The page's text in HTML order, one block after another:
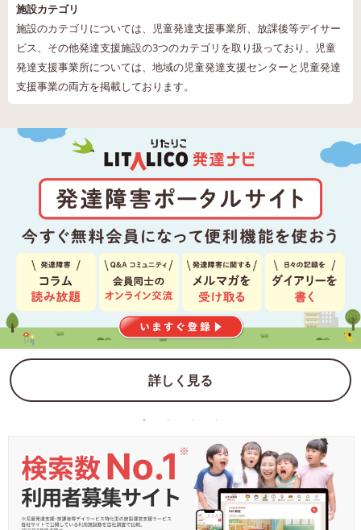
施設カテゴリ
施設のカテゴリについては、児童発達支援事業所、放課後等デイサー
ビス、その他発達支援施設の3つのカテゴリを取り扱っており、児童
発達支援事業所については、地域の児童発達支援センターと児童発達
支援事業の両方を掲載しております。
詳しく見る